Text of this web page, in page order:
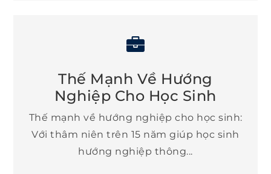
Thế Mạnh Về Hướng
Nghiệp Cho Học Sinh
Thế mạnh về hướng nghiệp cho học sinh:
Với thâm niên trên 15 năm giúp học sinh
hướng nghiệp thông...